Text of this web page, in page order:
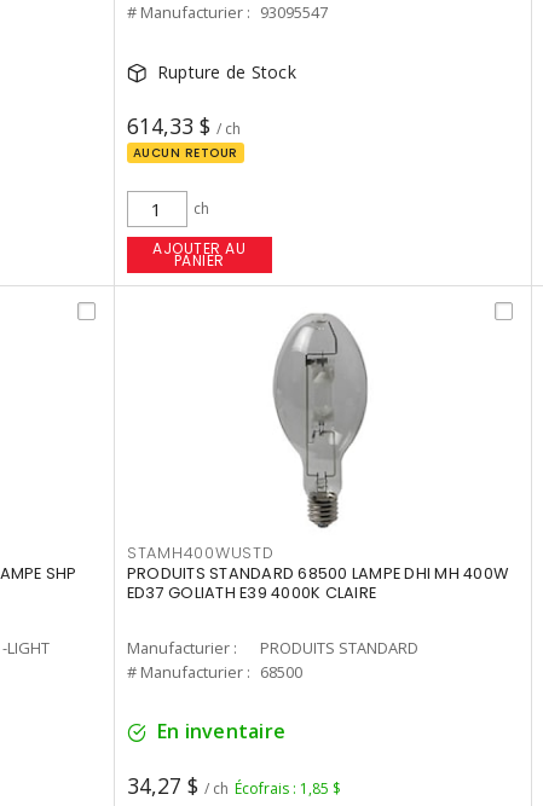
# Manufacturier : 93095547
Rupture de Stock
614,33 $ / ch
AUCUN RETOUR
ch
AJOUTER AU
PANIER
SHP
LIGHT
STAMH400WUSTD
PRODUITS STANDARD 68500 LAMPE DHI MH 400W
ED37 GOLIATH E39 4000K CLAIRE
Manufacturier :
PRODUITS STANDARD
# Manufacturier : 68500
En inventaire
34,27 $ / ch Écofrais : 1,85 $